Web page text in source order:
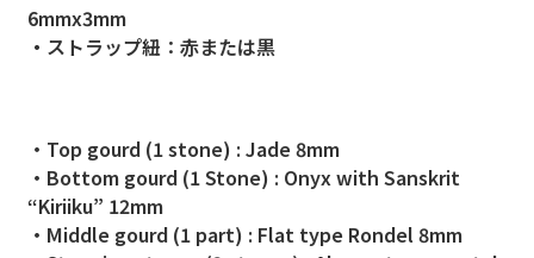
6mmx3mm
・ ストラップ紐：赤または黒
・Top gourd (1 stone) : Jade 8mm
・Bottom gourd (1 Stone) : Onyx with Sanskrit
“Kiriiku” 12mm
・Middle gourd (1 part) : Flat type Rondel 8mm